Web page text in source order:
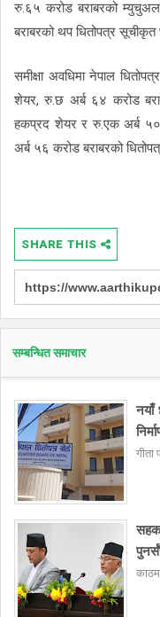
रु.६५ करोड बराबरको
बराबरको थप धितोपत्र
समीक्षा अवधिमा नेपाल
शेयर, रु.छ अर्ब ६४ करोड
हकप्रद शेयर र रु.एक अर्ब
अर्ब ५६ करोड बराबरको
SHARE THIS
सम्बन्धित समाचार
नयाँ